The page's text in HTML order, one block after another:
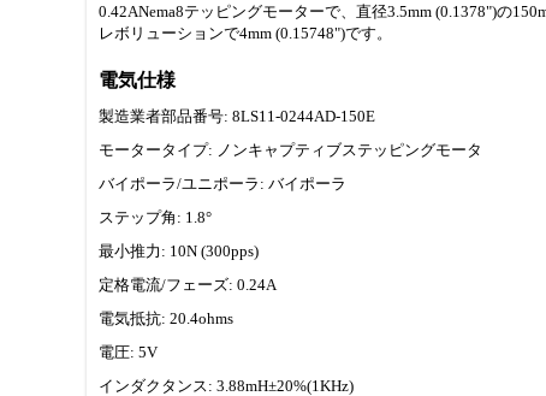
0.42ANema8テッピングモーターで、直径3.5mm (0.1378")の
レボリューションで4mm (0.15748")です。
電気仕様
製造業者部品番号: 8LS11-0244AD-150E
モータータイプ: ノンキャプティブステッピングモータ
バイポーラ/ユニポーラ: バイポーラ
ステップ角: 1.8°
最小推力: 10N (300pps)
定格電流/フェーズ: 0.24A
電気抵抗: 20.4ohms
電圧: 5V
インダクタンス: 3.88mH±20%(1KHz)